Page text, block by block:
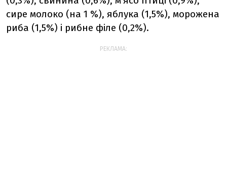
сире молоко (на 1 %), яблука (1,5%), морожена
риба (1,5%) і рибне філе (0,2%).
РЕКЛАМА: